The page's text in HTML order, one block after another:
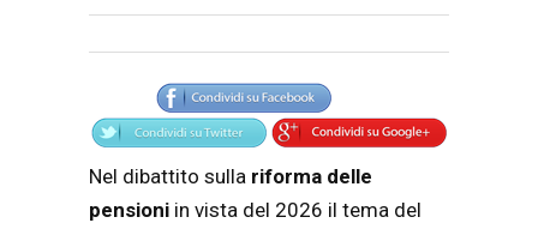
Articolo
Testo articolo principale
Nel dibattito sulla riforma delle
pensioni in vista del 2026 il tema del